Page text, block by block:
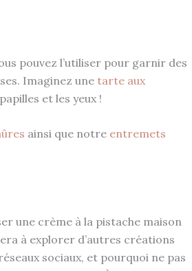
pouvez l’utiliser pour garnir des
Imaginez une tarte aux
et les yeux !
ainsi que notre entremets
une crème à la pistache maison
à explorer d’autres créations
sociaux, et pourquoi ne pas